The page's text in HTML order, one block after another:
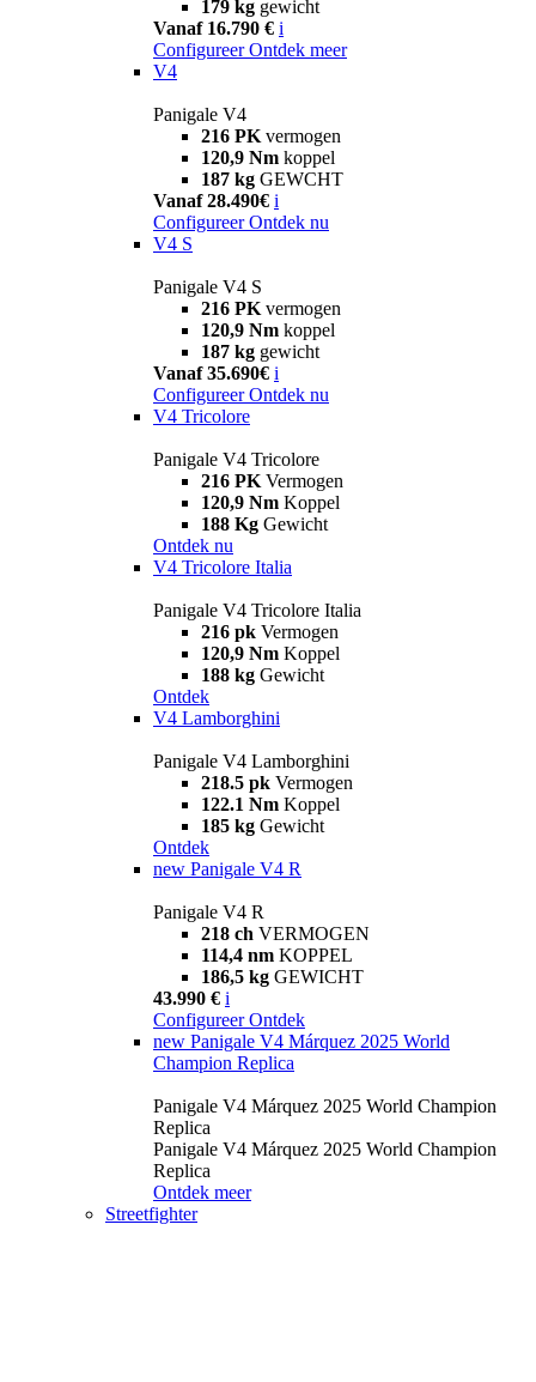
179 kg gewicht
Vanaf 16.790 € i
Configureer Ontdek meer
V4
Panigale V4
216 PK vermogen
120,9 Nm koppel
187 kg GEWCHT
Vanaf 28.490€ i
Configureer Ontdek nu
V4 S
Panigale V4 S
216 PK vermogen
120,9 Nm koppel
187 kg gewicht
Vanaf 35.690€ i
Configureer Ontdek nu
V4 Tricolore
Panigale V4 Tricolore
216 PK Vermogen
120,9 Nm Koppel
188 Kg Gewicht
Ontdek nu
V4 Tricolore Italia
Panigale V4 Tricolore Italia
216 pk Vermogen
120,9 Nm Koppel
188 kg Gewicht
Ontdek
V4 Lamborghini
Panigale V4 Lamborghini
218.5 pk Vermogen
122.1 Nm Koppel
185 kg Gewicht
Ontdek
new Panigale V4 R
Panigale V4 R
218 ch VERMOGEN
114,4 nm KOPPEL
186,5 kg GEWICHT
43.990 € i
Configureer Ontdek
new Panigale V4 Márquez 2025 World
Champion Replica
Panigale V4 Márquez 2025 World Champion
Replica
Panigale V4 Márquez 2025 World Champion
Replica
Ontdek meer
Streetfighter